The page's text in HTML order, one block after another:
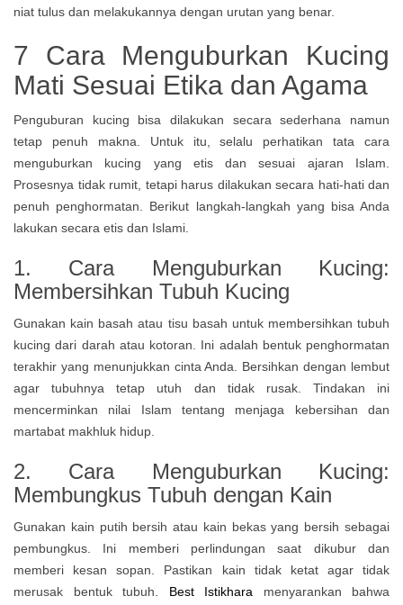
7 Cara Menguburkan Kucing
Mati Sesuai Etika dan Agama
Penguburan kucing bisa dilakukan secara sederhana namun
tetap penuh makna. Untuk itu, selalu perhatikan tata cara
menguburkan kucing yang etis dan sesuai ajaran Islam.
Prosesnya tidak rumit, tetapi harus dilakukan secara hati-hati dan
penuh penghormatan. Berikut langkah-langkah yang bisa Anda
lakukan secara etis dan Islami.
1. Cara Menguburkan Kucing:
Membersihkan Tubuh Kucing
Gunakan kain basah atau tisu basah untuk membersihkan tubuh
kucing dari darah atau kotoran. Ini adalah bentuk penghormatan
terakhir yang menunjukkan cinta Anda. Bersihkan dengan lembut
agar tubuhnya tetap utuh dan tidak rusak. Tindakan ini
mencerminkan nilai Islam tentang menjaga kebersihan dan
martabat makhluk hidup.
2. Cara Menguburkan Kucing:
Membungkus Tubuh dengan Kain
Gunakan kain putih bersih atau kain bekas yang bersih sebagai
pembungkus. Ini memberi perlindungan saat dikubur dan
memberi kesan sopan. Pastikan kain tidak ketat agar tidak
merusak bentuk tubuh.
Best Istikhara menyarankan bahwa